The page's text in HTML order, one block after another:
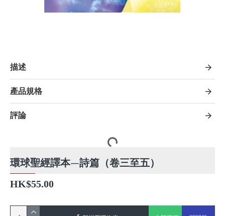
描述
產品規格
評論
環球聖經譯本—詩篇（卷三至五）
HK$55.00